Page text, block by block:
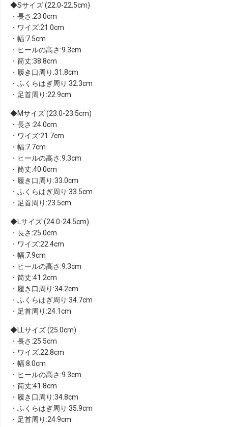
Sサイズ (22.0-22.5cm)
・長さ:23.0cm
・ワイズ:21.0cm
・幅:7.5cm
・ヒールの高さ:9.3cm
・筒丈:38.8cm
・履き口周り:31.8cm
・ふくらはぎ周り:32.3cm
・足首周り:22.9cm
Mサイズ (23.0-23.5cm)
・長さ:24.0cm
・ワイズ:21.7cm
・幅:7.7cm
・ヒールの高さ:9.3cm
・筒丈:40.0cm
・履き口周り:33.0cm
・ふくらはぎ周り:33.5cm
・足首周り:23.5cm
Lサイズ (24.0-24.5cm)
・長さ:25.0cm
・ワイズ:22.4cm
・幅:7.9cm
・ヒールの高さ:9.3cm
・筒丈:41.2cm
・履き口周り:34.2cm
・ふくらはぎ周り:34.7cm
・足首周り:24.1cm
LLサイズ (25.0cm)
・長さ:25.5cm
・ワイズ:22.8cm
・幅:8.0cm
・ヒールの高さ:9.3cm
・筒丈:41.8cm
・履き口周り:34.8cm
・ふくらはぎ周り:35.9cm
・足首周り:24.9cm